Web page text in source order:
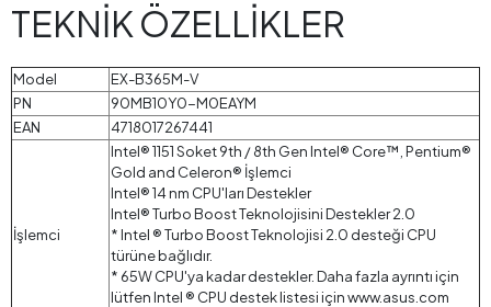
TEKNİK ÖZELLİKLER
Model
EX-B365M-V
PN
90MB10Y0-M0EAYM
EAN
4718017267441
İşlemci
Intel® 1151 Soket 9th / 8th Gen Intel® Core™, Pentium®
Gold and Celeron® İşlemci
Intel® 14 nm CPU'ları Destekler
Intel® Turbo Boost Teknolojisini Destekler 2.0
* Intel ® Turbo Boost Teknolojisi 2.0 desteği CPU
türüne bağlıdır.
* 65W CPU'ya kadar destekler. Daha fazla ayrıntı için
lütfen Intel ® CPU destek listesi için www.asus.com